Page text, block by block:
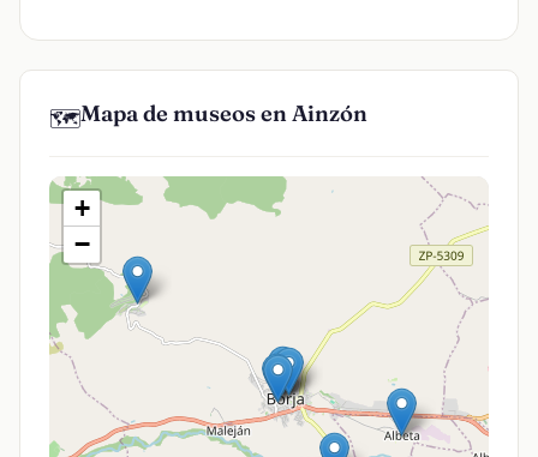
🗺️Mapa de museos en Ainzón
+
−